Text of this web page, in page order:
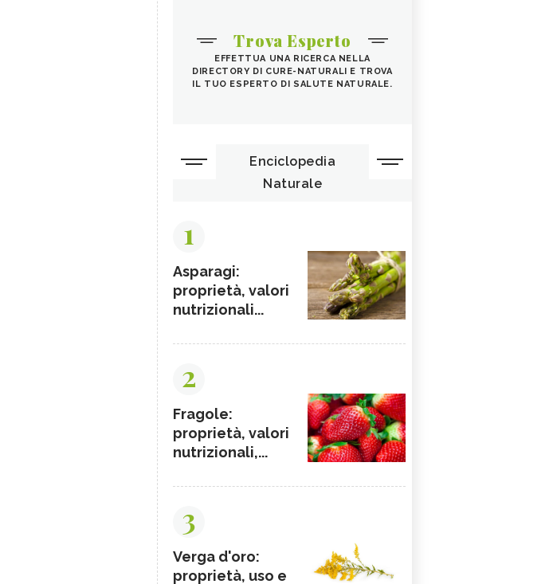
Trova Esperto
EFFETTUA UNA RICERCA NELLA
DIRECTORY DI CURE-NATURALI E TROVA
IL TUO ESPERTO DI SALUTE NATURALE.
Enciclopedia
Naturale
1
Asparagi:
proprietà, valori
nutrizionali...
2
Fragole:
proprietà, valori
nutrizionali,...
3
Verga d'oro:
proprietà, uso e